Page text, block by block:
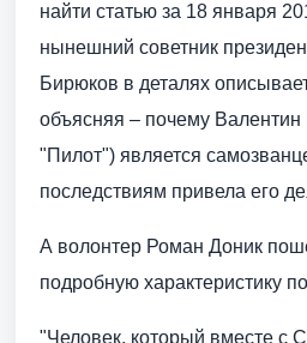
найти статью за 18 января
нынешний советник
Бирюков в деталях
объясняя – почему
"Пилот") является
последствиям привела его
А волонтер Роман Доник
подробную характеристику
"Человек, который вместе с